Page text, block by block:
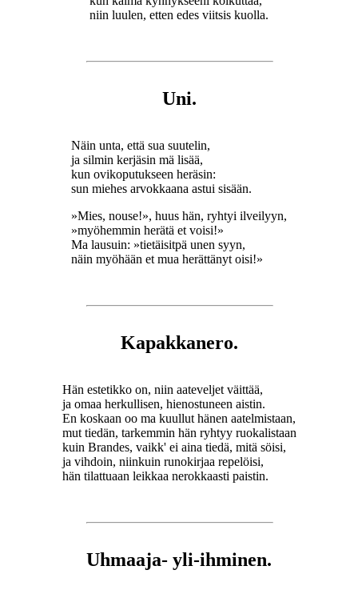
niin luulen, etten edes viitsis kuolla.
Uni.
Näin unta, että sua suutelin,
ja silmin kerjäsin mä lisää,
kun ovikoputukseen heräsin:
sun miehes arvokkaana astui sisään.
»Mies, nouse!», huus hän, ryhtyi ilveilyyn,
»myöhemmin herätä et voisi!»
Ma lausuin: »tietäisitpä unen syyn,
näin myöhään et mua herättänyt oisi!»
Kapakkanero.
Hän estetikko on, niin aateveljet väittää,
ja omaa herkullisen, hienostuneen aistin.
En koskaan oo ma kuullut hänen aatelmistaan,
mut tiedän, tarkemmin hän ryhtyy ruokalistaan
kuin Brandes, vaikk' ei aina tiedä, mitä söisi,
ja vihdoin, niinkuin runokirjaa repelöisi,
hän tilattuaan leikkaa nerokkaasti paistin.
Uhmaaja- yli-ihminen.